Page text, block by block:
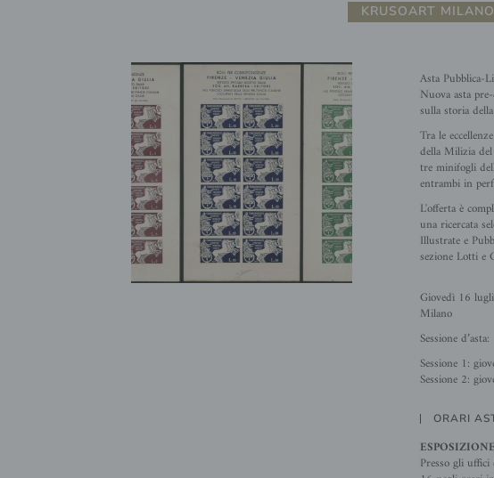
KRUSOART
Asta Pubblica-
Nuova asta
sulla storia
Tra le
della Milizia
tre minifogli
entrambi in
L'offerta è
una ricercata
Illustrate e
sezione Lotti e
Giovedì 16
Milano
Sessione d’asta:
Sessione 1:
Sessione 2:
ORARI
ESPOSIZIONE
Presso gli